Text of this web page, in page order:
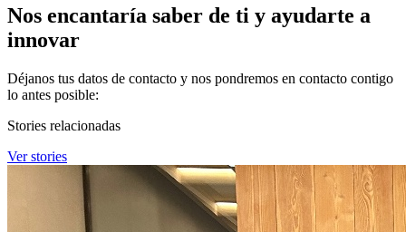
Nos encantaría saber de ti y ayudarte a
innovar
Déjanos tus datos de contacto y nos pondremos en contacto contigo
lo antes posible:
Stories relacionadas
Ver stories